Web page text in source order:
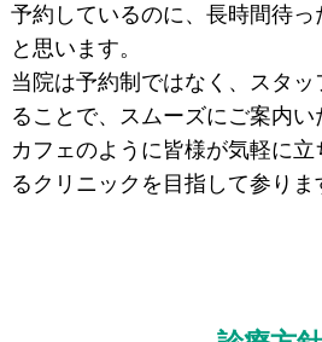
予約しているのに、長時間待っ
と思います。
当院は予約制ではなく、スタ
ることで、スムーズにご案内い
カフェのように皆様が気軽に立
るクリニックを目指して参りま